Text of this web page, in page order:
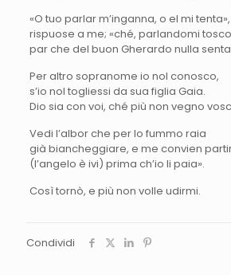
«O tuo parlar m’inganna, o el mi tenta»,
rispuose a me; «ché, parlandomi
par che del buon Gherardo nulla
Per altro sopranome io nol conosco,
s’io nol togliessi da sua figlia Gaia.
Dio sia con voi, ché più non vegno
Vedi l’albor che per lo fummo raia
già biancheggiare, e me convien
(l’angelo è ivi) prima ch’io li paia».
Così tornò, e più non volle udirmi.
Condividi